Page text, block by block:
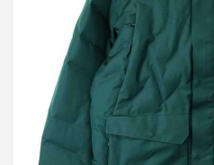
マムート Photics HS Thermo
サーモ パーカー ダ
詳しく